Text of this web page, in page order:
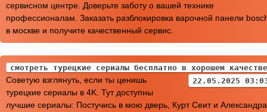
сервисном центре. Доверьте заботу о вашей технике
профессионалам. Заказать разблокировка варочной панели
в москве и получите качественный сервис.
смотреть турецкие сериалы бесплатно в хорошем качестве
22.05.2025
Советую взглянуть, если ты ценишь
турецкие сериалы в 4K. Тут доступны
лучшие сериалы: Постучись в мою дверь, Курт Сеит и